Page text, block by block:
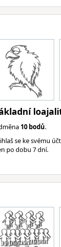
10 bodů.
se ke svému
po dobu 7 dní.